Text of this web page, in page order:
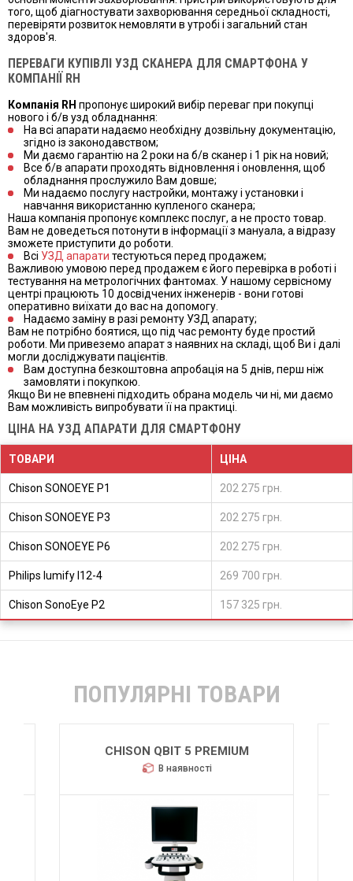
того, щоб діагностувати захворювання середньої складності,
перевіряти розвиток немовляти в утробі і загальний стан
здоров'я.
ПЕРЕВАГИ КУПІВЛІ УЗД СКАНЕРА ДЛЯ СМАРТФОНА У
КОМПАНІЇ RH
Компанія RH пропонує широкий вибір переваг при покупці
нового і б/в узд обладнання:
На всі апарати надаємо необхідну дозвільну документацію,
згідно із законодавством;
Ми даємо гарантію на 2 роки на б/в сканер і 1 рік на новий;
Все б/в апарати проходять відновлення і оновлення, щоб
обладнання прослужило Вам довше;
Ми надаємо послугу настройки, монтажу і установки і
навчання використанню купленого сканера;
Наша компанія пропонує комплекс послуг, а не просто товар.
Вам не доведеться потонути в інформації з мануала, а відразу
зможете приступити до роботи.
Всі УЗД апарати тестуються перед продажем;
Важливою умовою перед продажем є його перевірка в роботі і
тестування на метрологічних фантомах. У нашому сервісному
центрі працюють 10 досвідчених інженерів - вони готові
оперативно виїхати до вас на допомогу.
Надаємо заміну в разі ремонту УЗД апарату;
Вам не потрібно боятися, що під час ремонту буде простий
роботи. Ми привеземо апарат з наявних на складі, щоб Ви і далі
могли досліджувати пацієнтів.
Вам доступна безкоштовна апробація на 5 днів, перш ніж
замовляти і покупкою.
Якщо Ви не впевнені підходить обрана модель чи ні, ми даємо
Вам можливість випробувати її на практиці.
ЦІНА НА УЗД АПАРАТИ ДЛЯ СМАРТФОНУ
ТОВАРИ ЦІНА
Chison SONOEYE P1 202 275 грн.
Chison SONOEYE P3 202 275 грн.
Chison SONOEYE P6 202 275 грн.
Philips lumify l12-4 269 700 грн.
Chison SonoEye P2 157 325 грн.
ПОПУЛЯРНІ ТОВАРИ
CHISON QBIT 5 PREMIUM
В наявності